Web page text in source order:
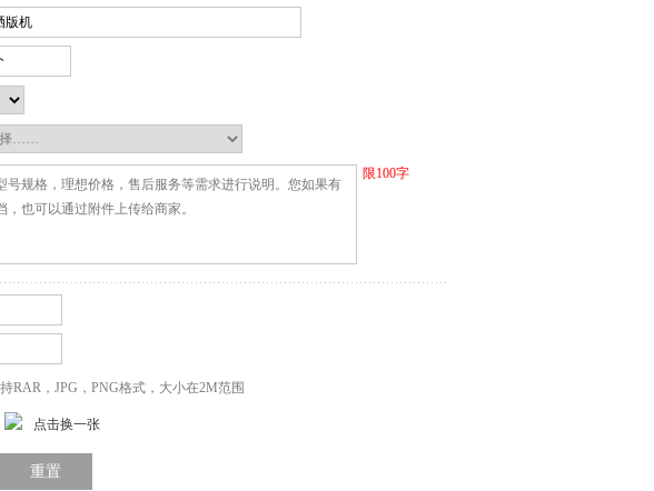
限100字
RAR，JPG，PNG格式，大小在2M范围
点击换一张